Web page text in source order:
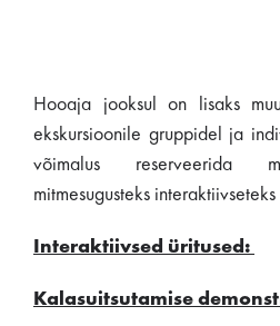
Hooaja jooksul on lisaks
ekskursioonile gruppidel ja
võimalus reserveerida
mitmesugusteks interaktiivseteks
Interaktiivsed üritused:
Kalasuitsutamise